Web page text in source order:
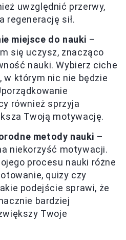
uwzględnić przerwy,
regenerację sił.
miejsce do nauki –
się uczysz, znacząco
nauki. Wybierz ciche
w którym nic nie będzie
również sprzyja
Twoją motywację.
metody nauki –
niekorzyść motywacji.
procesu nauki różne
quizy czy
podejście sprawi, że
bardziej
Twoje